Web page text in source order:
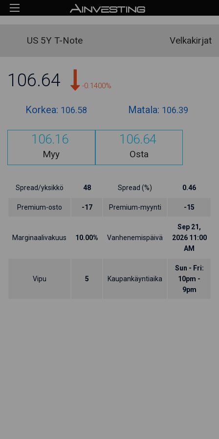
US 5Y T-Note Velkakirjat
106.64 -0.1400%
Korkea: 106.58 Matala: 106.39
106.16
Myy
106.64
Osta
Spread/yksikkö 48 Spread (%) 0.46
Premium-osto -17 Premium-myynti -15
Marginaalivakuus 10.00% Vanhenemispäivä
Sep 21,
2026 11:00
AM
Vipu 5 Kaupankäyntiaika
Sun - Fri:
10pm -
9pm